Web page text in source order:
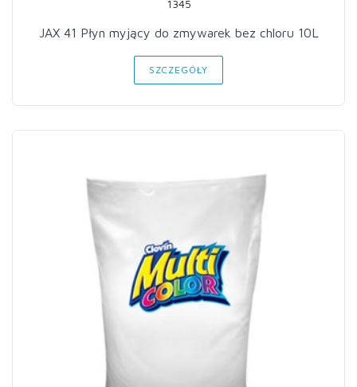
1345
JAX 41 Płyn myjący do zmywarek bez chloru 10L
SZCZEGÓŁY